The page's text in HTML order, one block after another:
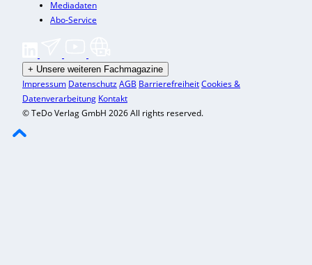
Mediadaten
Abo-Service
+ Unsere weiteren Fachmagazine
Impressum DatenschutzAGB BarrierefreiheitCookies &
Datenverarbeitung Kontakt
© TeDo Verlag GmbH 2026 All rights reserved.